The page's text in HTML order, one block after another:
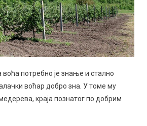
воћа потребно је знање и стално
воћар добро зна. У томе му
краја познатог по добрим